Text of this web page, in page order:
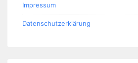
Impressum
Datenschutzerklärung